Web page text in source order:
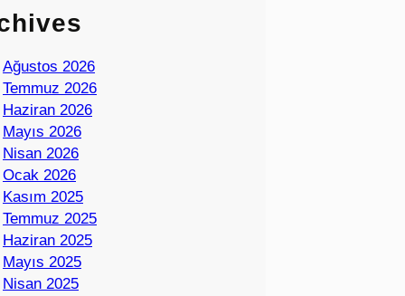
Ağustos 2026
Temmuz 2026
Haziran 2026
Mayıs 2026
Nisan 2026
Ocak 2026
Kasım 2025
Temmuz 2025
Haziran 2025
Mayıs 2025
Nisan 2025